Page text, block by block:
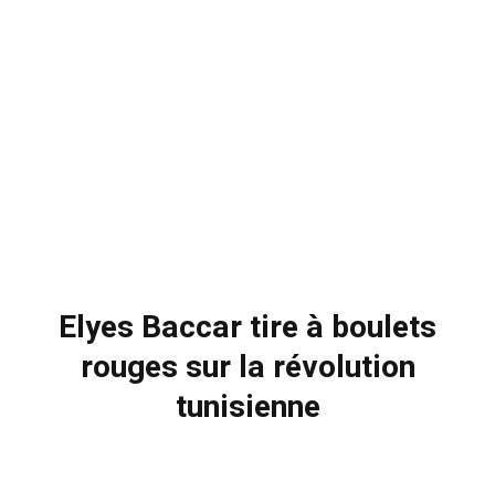
Elyes Baccar tire à boulets
rouges sur la révolution
tunisienne